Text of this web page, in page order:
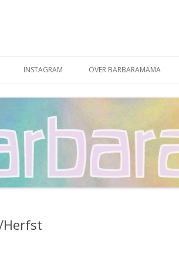
INSTAGRAM OVER BARBARAMAMA
Herfst